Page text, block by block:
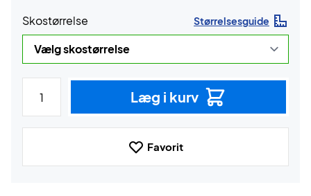
Skostørrelse Størrelsesguide
Læg i kurv
Favorit